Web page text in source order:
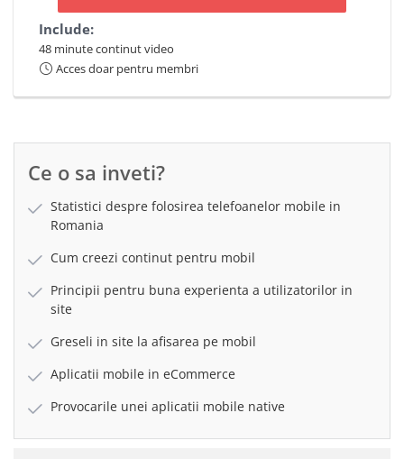
Include:
48 minute continut video
Acces doar pentru membri
Ce o sa inveti?
Statistici despre folosirea telefoanelor mobile in
Romania
Cum creezi continut pentru mobil
Principii pentru buna experienta a utilizatorilor in
site
Greseli in site la afisarea pe mobil
Aplicatii mobile in eCommerce
Provocarile unei aplicatii mobile native